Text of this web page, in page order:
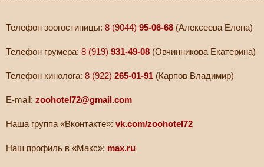
Телефон зоогостиницы: 8 (9044) 95-06-68 (Алексеева Елена)
Телефон грумера: 8 (919) 931-49-08 (Овчинникова Екатерина)
Телефон кинолога: 8 (922) 265-01-91 (Карпов Владимир)
E-mail: zoohotel72@gmail.com
Наша группа «Вконтакте»: vk.com/zoohotel72
Наш профиль в «Макс»: max.ru